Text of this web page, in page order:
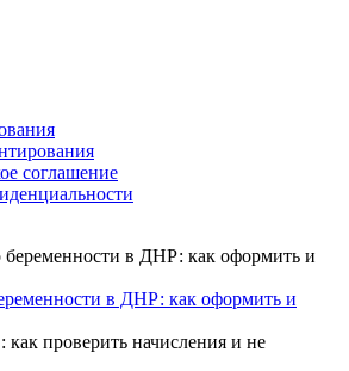
соглашение
в ДНР: как оформить и